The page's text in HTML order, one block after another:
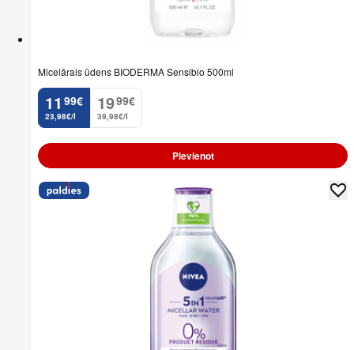
Micelārais ūdens BIODERMA Sensibio 500ml
11
. 99€
23,98€/l
19
. 99€
39,98€/l
Pievienot